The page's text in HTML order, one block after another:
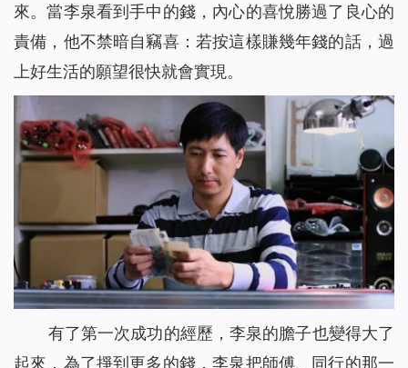
來。當李泉看到手中的錢，內心的喜悅勝過了良心的
責備，他不禁暗自竊喜：若按這樣賺幾年錢的話，過
上好生活的願望很快就會實現。
有了第一次成功的經歷，李泉的膽子也變得大了
起來，為了掙到更多的錢，李泉把師傅、同行的那一